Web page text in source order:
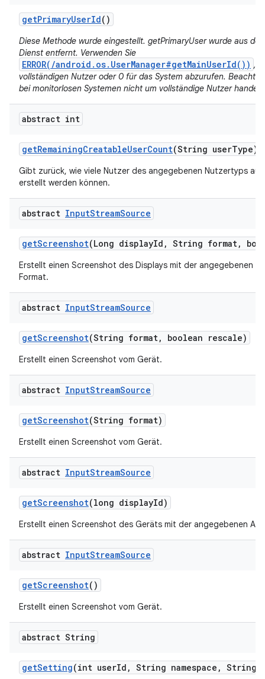
getPrimaryUserId()
Diese Methode wurde eingestellt. getPrimaryUser wurde aus
Dienst entfernt. Verwenden Sie
ERROR(/android.os.UserManager#getMainUserId()) ,
vollständigen Nutzer oder 0 für das System abzurufen.
bei monitorlosen Systemen nicht um vollständige Nutzer handelt.
abstract int
getRemainingCreatableUserCount(String userType)
Gibt zurück, wie viele Nutzer des angegebenen Nutzertyps
erstellt werden können.
abstract InputStreamSource
getScreenshot(Long displayId , String format,
Erstellt einen Screenshot des Displays mit der angegebenen
Format.
abstract InputStreamSource
getScreenshot(String format, boolean rescale)
Erstellt einen Screenshot vom Gerät.
abstract InputStreamSource
getScreenshot(String format)
Erstellt einen Screenshot vom Gerät.
abstract InputStreamSource
getScreenshot(long displayId)
Erstellt einen Screenshot des Geräts mit der angegebenen
abstract InputStreamSource
getScreenshot()
Erstellt einen Screenshot vom Gerät.
abstract String
getSetting(int userId , String namespace , String